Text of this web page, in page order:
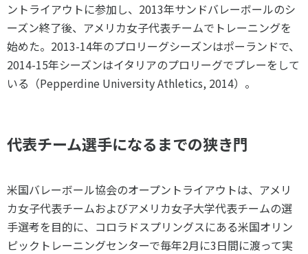
ントライアウトに参加し、2013年サンドバレーボールのシ
ーズン終了後、アメリカ女子代表チームでトレーニングを
始めた。2013-14年のプロリーグシーズンはポーランドで、
2014-15年シーズンはイタリアのプロリーグでプレーをして
いる（Pepperdine University Athletics, 2014）。
代表チーム選手になるまでの狭き門
米国バレーボール協会のオープントライアウトは、アメリ
カ女子代表チームおよびアメリカ女子大学代表チームの選
手選考を目的に、コロラドスプリングスにある米国オリン
ピックトレーニングセンターで毎年2月に3日間に渡って実